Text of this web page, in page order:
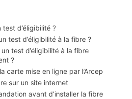
test d’éligibilité ?
test d’éligibilité à la fibre ?
test d’éligibilité à la fibre
?
carte mise en ligne par l’Arcep
sur un site internet
avant d’installer la fibre